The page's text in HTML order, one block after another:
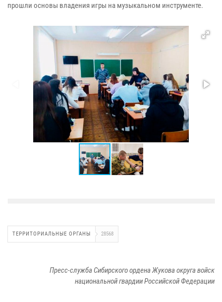
прошли основы владения игры на музыкальном инструменте.
ТЕРРИТОРИАЛЬНЫЕ ОРГАНЫ 28568
Пресс-служба Сибирского ордена Жукова округа войск
национальной гвардии Российской Федерации